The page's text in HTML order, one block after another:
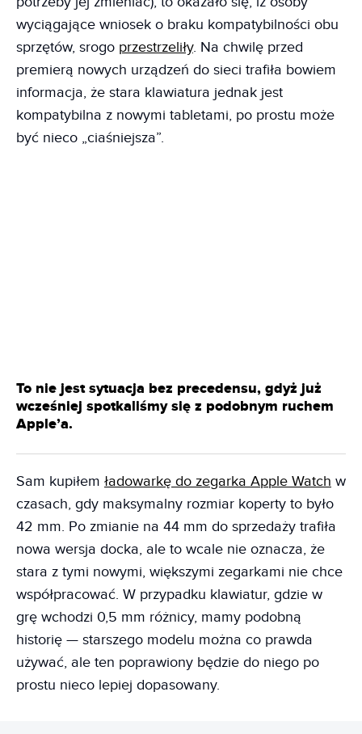
wyciągające wniosek o braku kompatybilności obu
sprzętów, srogo przestrzeliły. Na chwilę przed
premierą nowych urządzeń do sieci trafiła bowiem
informacja, że stara klawiatura jednak jest
kompatybilna z nowymi tabletami, po prostu może
być nieco „ciaśniejsza”.
To nie jest sytuacja bez precedensu, gdyż już
wcześniej spotkaliśmy się z podobnym ruchem
Apple’a.
Sam kupiłem ładowarkę do zegarka Apple Watch w
czasach, gdy maksymalny rozmiar koperty to było
42 mm. Po zmianie na 44 mm do sprzedaży trafiła
nowa wersja docka, ale to wcale nie oznacza, że
stara z tymi nowymi, większymi zegarkami nie chce
współpracować. W przypadku klawiatur, gdzie w
grę wchodzi 0,5 mm różnicy, mamy podobną
historię — starszego modelu można co prawda
używać, ale ten poprawiony będzie do niego po
prostu nieco lepiej dopasowany.